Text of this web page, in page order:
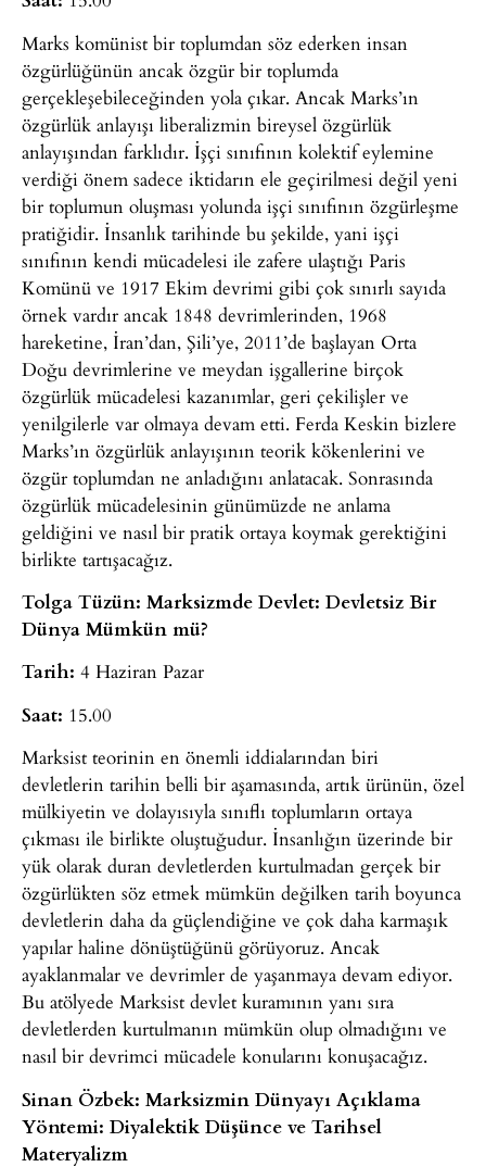
Marks komünist bir toplumdan söz ederken insan
özgürlüğünün ancak özgür bir toplumda
gerçekleşebileceğinden yola çıkar. Ancak Marks’ın
özgürlük anlayışı liberalizmin bireysel özgürlük
anlayışından farklıdır. İşçi sınıfının kolektif eylemine
verdiği önem sadece iktidarın ele geçirilmesi değil yeni
bir toplumun oluşması yolunda işçi sınıfının özgürleşme
pratiğidir. İnsanlık tarihinde bu şekilde, yani işçi
sınıfının kendi mücadelesi ile zafere ulaştığı Paris
Komünü ve 1917 Ekim devrimi gibi çok sınırlı sayıda
örnek vardır ancak 1848 devrimlerinden, 1968
hareketine, İran’dan, Şili’ye, 2011’de başlayan Orta
Doğu devrimlerine ve meydan işgallerine birçok
özgürlük mücadelesi kazanımlar, geri çekilişler ve
yenilgilerle var olmaya devam etti. Ferda Keskin bizlere
Marks’ın özgürlük anlayışının teorik kökenlerini ve
özgür toplumdan ne anladığını anlatacak. Sonrasında
özgürlük mücadelesinin günümüzde ne anlama
geldiğini ve nasıl bir pratik ortaya koymak gerektiğini
birlikte tartışacağız.
Tolga Tüzün: Marksizmde Devlet: Devletsiz Bir
Dünya Mümkün mü?
Tarih: 4 Haziran Pazar
Saat: 15.00
Marksist teorinin en önemli iddialarından biri
devletlerin tarihin belli bir aşamasında, artık ürünün, özel
mülkiyetin ve dolayısıyla sınıflı toplumların ortaya
çıkması ile birlikte oluştuğudur. İnsanlığın üzerinde bir
yük olarak duran devletlerden kurtulmadan gerçek bir
özgürlükten söz etmek mümkün değilken tarih boyunca
devletlerin daha da güçlendiğine ve çok daha karmaşık
yapılar haline dönüştüğünü görüyoruz. Ancak
ayaklanmalar ve devrimler de yaşanmaya devam ediyor.
Bu atölyede Marksist devlet kuramının yanı sıra
devletlerden kurtulmanın mümkün olup olmadığını ve
nasıl bir devrimci mücadele konularını konuşacağız.
Sinan Özbek: Marksizmin Dünyayı Açıklama
Yöntemi: Diyalektik Düşünce ve Tarihsel
Materyalizm